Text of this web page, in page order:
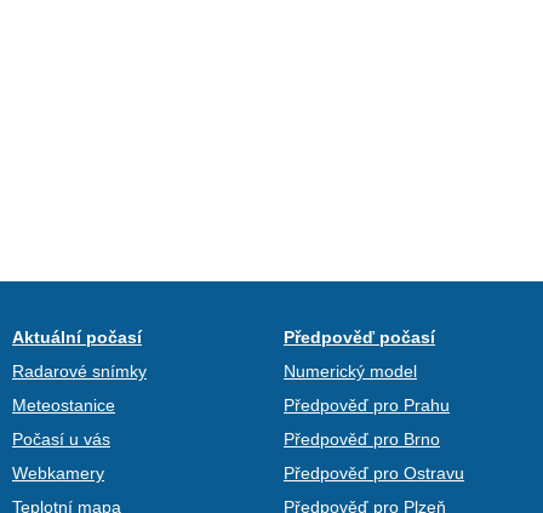
Aktuální počasí
Radarové snímky
Meteostanice
Počasí u vás
Webkamery
Teplotní mapa
Předpověď počasí
Numerický model
Předpověď pro Prahu
Předpověď pro Brno
Předpověď pro Ostravu
Předpověď pro Plzeň